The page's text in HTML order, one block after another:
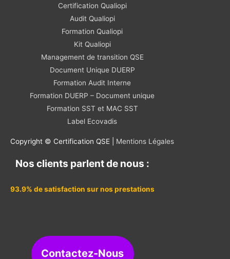
Certification Qualiopi
Audit Qualiopi
Formation Qualiopi
Kit Qualiopi
Management de transition QSE
Document Unique DUERP
Formation Audit Interne
Formation DUERP – Document unique
Formation SST et MAC SST
Label Ecovadis
Copyright © Certification QSE | Mentions Légales
Nos clients parlent de nous :
93.9% de satisfaction sur nos prestations
Contactez-Nous